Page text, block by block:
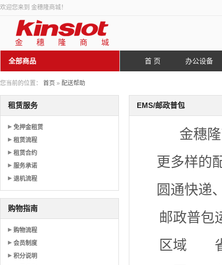
欢迎您来到 金穗隆商城！
全部商品 首 页 办公设备
您当前的位置： 首页 » 配送帮助
EMS/邮政普包
金穗
更多样的
圆通快递
邮政普包
区域
租赁服务
免押金租赁
租赁流程
租赁合约
服务承诺
退机流程
购物指南
购物流程
会员制度
积分说明